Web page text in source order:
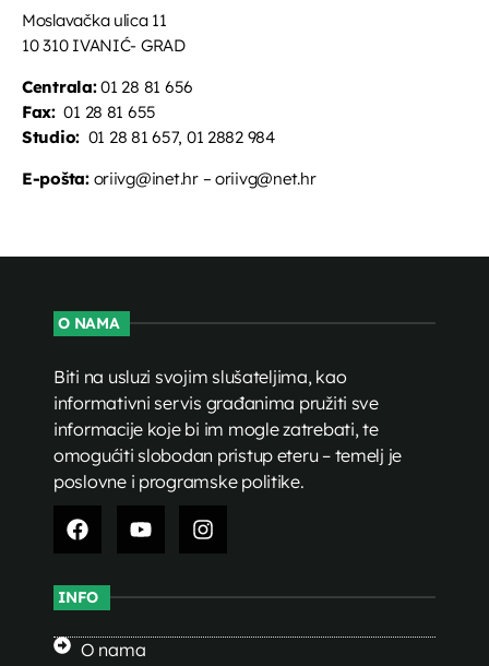
08:45 - 09:00
Moslavačka ulica 11
10 310 IVANIĆ- GRAD
Centrala:01 28 81 656
Fax:01 28 81 655
Studio: 01 28 81 657, 01 2882 984
E-pošta:oriivg@inet.hr – oriivg@net.hr
O NAMA
Biti na usluzi svojim slušateljima, kao
informativni servis građanima pružiti sve
informacije koje bi im mogle zatrebati, te
omogućiti slobodan pristup eteru – temelj je
poslovne i programske politike.
INFO
O nama